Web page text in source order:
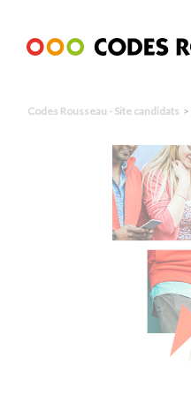
Codes Rousseau - Site candidats